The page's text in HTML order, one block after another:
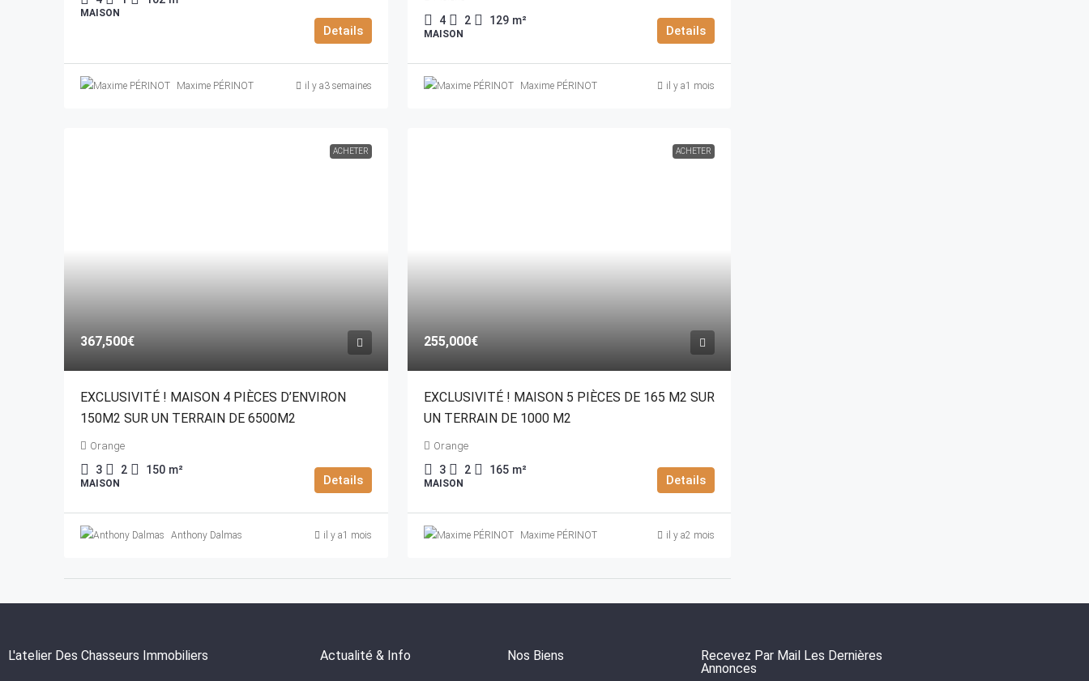
MAISON
Details
Maxime PÉRINOT il y a3 semaines
4 2 129 m²
MAISON Details
Maxime PÉRINOT il y a1 mois
ACHETER
367,500€
EXCLUSIVITÉ ! MAISON 4 PIÈCES D’ENVIRON
150M2 SUR UN TERRAIN DE 6500M2
Orange
3 2 150 m²
MAISON Details
Anthony Dalmas il y a1 mois
ACHETER
255,000€
EXCLUSIVITÉ ! MAISON 5 PIÈCES DE 165 M2 SUR
UN TERRAIN DE 1000 M2
Orange
3 2 165 m²
MAISON Details
Maxime PÉRINOT il y a2 mois
L'atelier Des Chasseurs Immobiliers Actualité & Info Nos Biens
Recevez Par Mail Les Dernières
Annonces